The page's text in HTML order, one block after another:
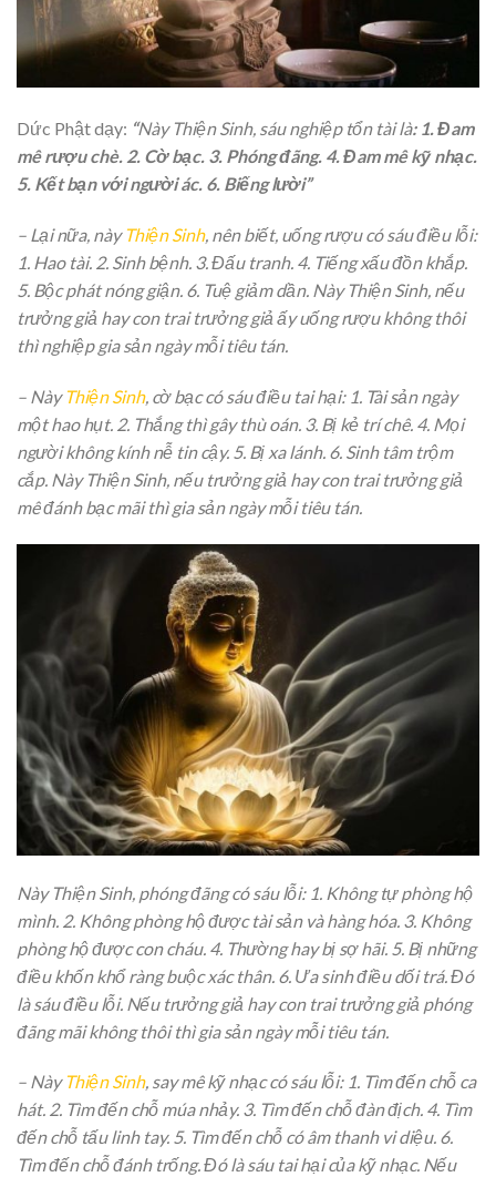
Dức Phật dạy: “Này Thiện Sinh, sáu nghiệp tổn tài là: 1. Đam
mê rượu chè. 2. Cờ bạc. 3. Phóng đãng. 4. Đam mê kỹ nhạc.
5. Kết bạn với người ác. 6. Biếng lười”
– Lại nữa, nàyThiện Sinh, nên biết, uống rượu có sáu điều lỗi:
1. Hao tài. 2. Sinh bệnh. 3. Đấu tranh. 4. Tiếng xấu đồn khắp.
5. Bộc phát nóng giận. 6. Tuệ giảm dần. Này Thiện Sinh, nếu
trưởng giả hay con trai trưởng giả ấy uống rượu không thôi
thì nghiệp gia sản ngày mỗi tiêu tán.
– NàyThiện Sinh, cờ bạc có sáu điều tai hại: 1. Tài sản ngày
một hao hụt. 2. Thắng thì gây thù oán. 3. Bị kẻ trí chê. 4. Mọi
người không kính nễ tin cậy. 5. Bị xa lánh. 6. Sinh tâm trộm
cắp. Này Thiện Sinh, nếu trưởng giả hay con trai trưởng giả
mê đánh bạc mãi thì gia sản ngày mỗi tiêu tán.
Này Thiện Sinh, phóng đãng có sáu lỗi: 1. Không tự phòng hộ
mình. 2. Không phòng hộ được tài sản và hàng hóa. 3. Không
phòng hộ được con cháu. 4. Thường hay bị sợ hãi. 5. Bị những
điều khốn khổ ràng buộc xác thân. 6. Ưa sinh điều dối trá. Đó
là sáu điều lỗi. Nếu trưởng giả hay con trai trưởng giả phóng
đãng mãi không thôi thì gia sản ngày mỗi tiêu tán.
– NàyThiện Sinh, say mê kỹ nhạc có sáu lỗi: 1. Tìm đến chỗ ca
hát. 2. Tìm đến chỗ múa nhảy. 3. Tìm đến chỗ đàn địch. 4. Tìm
đến chỗ tấu linh tay. 5. Tìm đến chỗ có âm thanh vi diệu. 6.
Tìm đến chỗ đánh trống. Đó là sáu tai hại của kỹ nhạc. Nếu